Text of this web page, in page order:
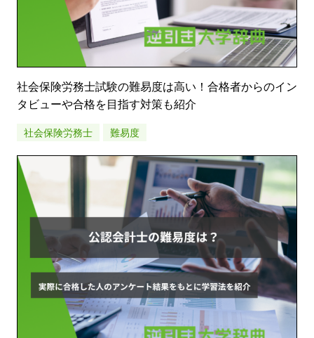
社会保険労務士試験の難易度は高い！合格者からのイン
タビューや合格を目指す対策も紹介
社会保険労務士 難易度